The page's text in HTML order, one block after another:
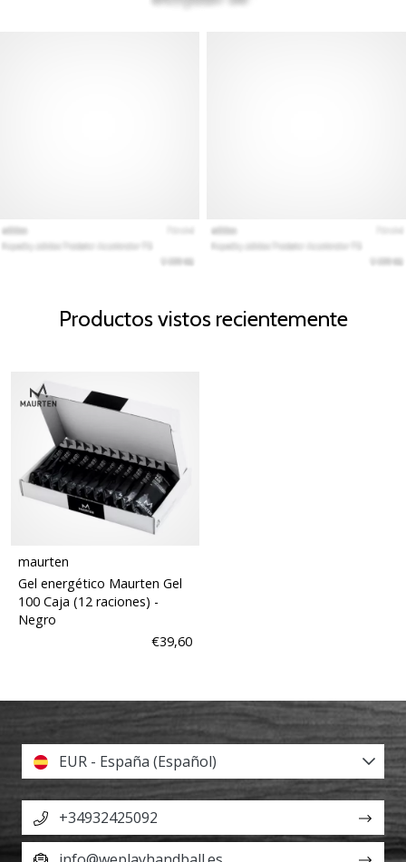
Productos vistos recientemente
maurten
Gel energético Maurten Gel
100 Caja (12 raciones) -
Negro
€39,60
EUR - España (Español)
+34932425092